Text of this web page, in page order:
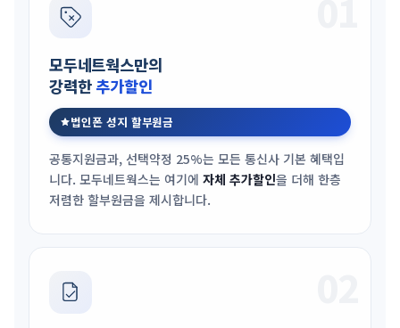
모두네트웍스만의
강력한 추가할인
법인폰 성지 할부원금
공통지원금과, 선택약정 25%는 모든 통신사 기본 혜택입
니다. 모두네트웍스는 여기에 자체 추가할인을 더해 한층
저렴한 할부원금을 제시합니다.